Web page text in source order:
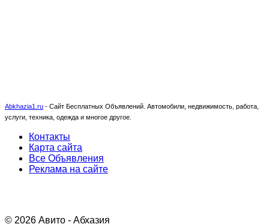
Abkhazia1.ru - Сайт Бесплатных Объявлений. Автомобили, недвижимость, работа,
услуги, техника, одежда и многое другое.
Контакты
Карта сайта
Все Объявления
Реклама на сайте
© 2026 Авито - Абхазия